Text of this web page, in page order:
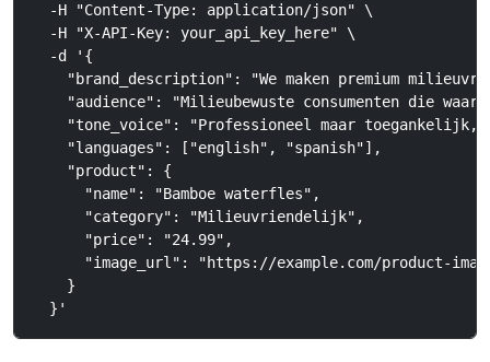
  -H "Content-Type: application/json" \
  -H "X-API-Key: your_api_key_here" \
  -d '{
"brand_description": "We maken premium
"audience": "Milieubewuste consumenten die
"tone_voice": "Professioneel maar
    "languages": ["english", "spanish"],
    "product": {
      "name": "Bamboe waterfles",
      "category": "Milieuvriendelijk",
      "price": "24.99",
"image_url": "https://example.com/product-
    }
  }'